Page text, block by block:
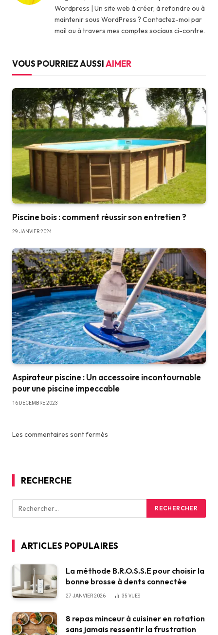
Wordpress | Un site web à créer, à refondre ou à
maintenir sous WordPress ? Contactez-moi par
mail ou à travers mes comptes sociaux ci-contre.
VOUS POURRIEZ AUSSIAIMER
Piscine bois : comment réussir son entretien ?
29 JANVIER 2024
Aspirateur piscine : Un accessoire incontournable
pour une piscine impeccable
16 DÉCEMBRE 2023
Les commentaires sont fermés
RECHERCHE
ARTICLES POPULAIRES
La méthode B.R.O.S.S.E pour choisir la
bonne brosse à dents connectée
27 JANVIER 2026 35 VUES
8 repas minceur à cuisiner en rotation
sans jamais ressentir la frustration